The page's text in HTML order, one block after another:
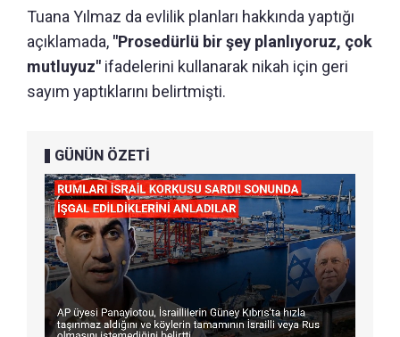
Tuana Yılmaz da evlilik planları hakkında yaptığı
açıklamada, "Prosedürlü bir şey planlıyoruz, çok
mutluyuz" ifadelerini kullanarak nikah için geri
sayım yaptıklarını belirtmişti.
GÜNÜN ÖZETİ